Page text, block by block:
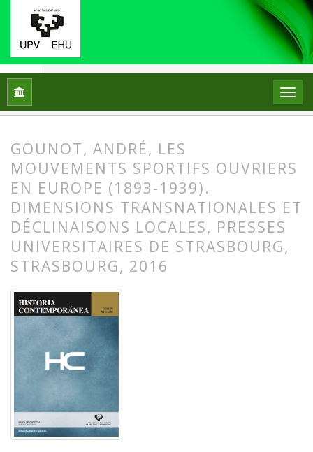
Inicio
GOUNOT, ANDRÉ, LES
MOUVEMENTS SPORTIFS OUVRIERS
EN EUROPE (1893-1939).
DIMENSIONS TRANSNATIONALES ET
DÉCLINAISONS LOCALES, PRESSES
UNIVERSITAIRES DE STRASBOURG,
STRASBOURG, 2016